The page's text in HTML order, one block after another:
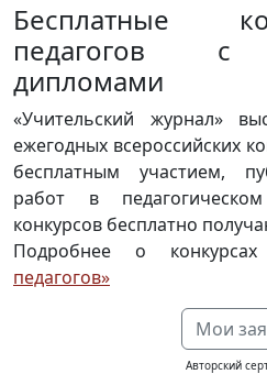
Бесплатные
педагогов с
дипломами
«Учительский журнал»
ежегодных всероссийских
бесплатным участием,
работ в
конкурсов бесплатно
Подробнее о
педагогов»
Мои
Авторский